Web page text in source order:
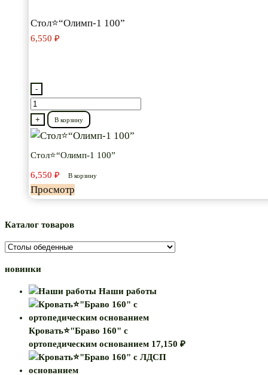
Стол⭐“Олимп-1 100”
6,550 ₽
-
Количество
товара
Стол⭐“Олимп-1
+ В корзину
Стол⭐“Олимп-1 100”
6,550 ₽ В корзину
Просмотр
Каталог товаров
новинки
Наши работы
Кровать⭐"Браво 160" с
ортопедическим основанием 17,150 ₽